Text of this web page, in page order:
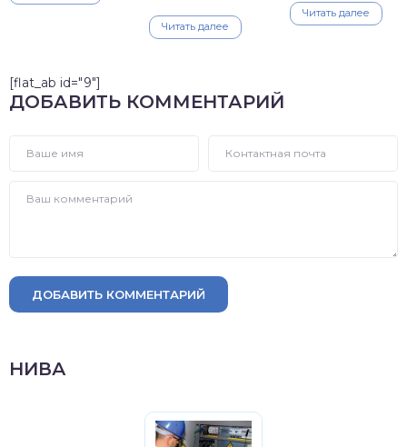
Читать далее
Читать далее
[flat_ab id="9"]
ДОБАВИТЬ КОММЕНТАРИЙ
ДОБАВИТЬ КОММЕНТАРИЙ
НИВА